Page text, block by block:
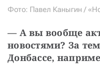
Фото: Павел Каныгин /
— А вы вообще
новостями? За
Донбассе,